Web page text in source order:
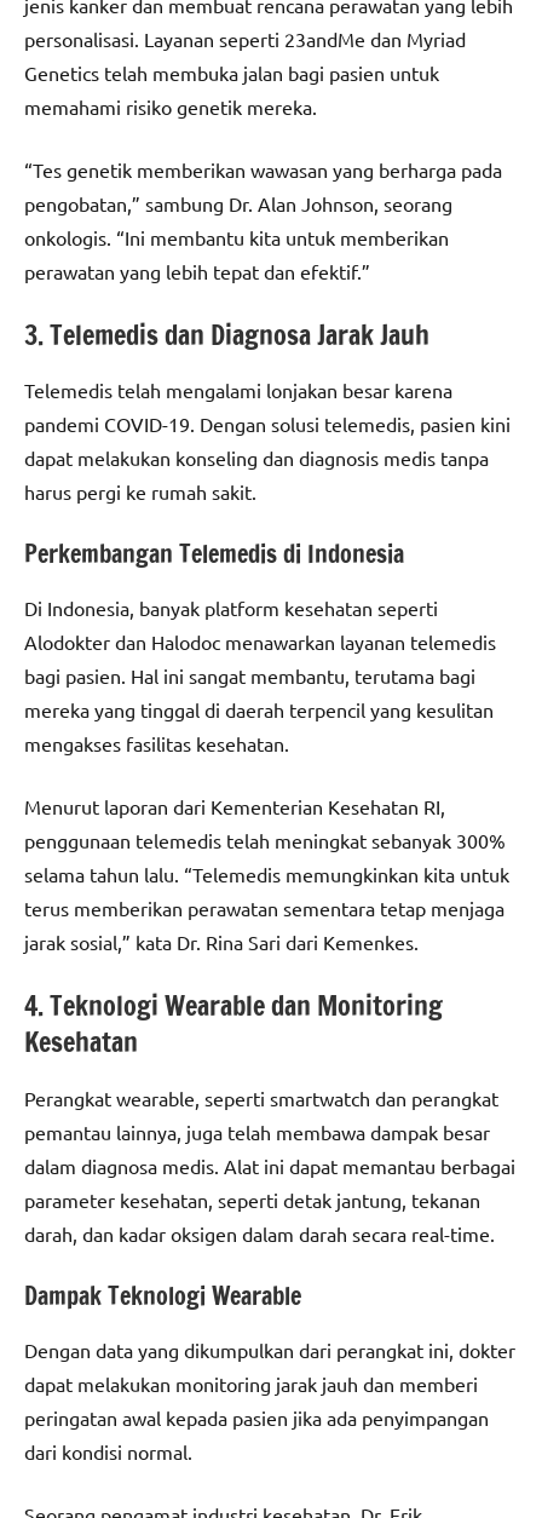
personalisasi. Layanan seperti 23andMe dan Myriad
Genetics telah membuka jalan bagi pasien untuk
memahami risiko genetik mereka.
“Tes genetik memberikan wawasan yang berharga pada
pengobatan,” sambung Dr. Alan Johnson, seorang
onkologis. “Ini membantu kita untuk memberikan
perawatan yang lebih tepat dan efektif.”
3. Telemedis dan Diagnosa Jarak Jauh
Telemedis telah mengalami lonjakan besar karena
pandemi COVID-19. Dengan solusi telemedis, pasien kini
dapat melakukan konseling dan diagnosis medis tanpa
harus pergi ke rumah sakit.
Perkembangan Telemedis di Indonesia
Di Indonesia, banyak platform kesehatan seperti
Alodokter dan Halodoc menawarkan layanan telemedis
bagi pasien. Hal ini sangat membantu, terutama bagi
mereka yang tinggal di daerah terpencil yang kesulitan
mengakses fasilitas kesehatan.
Menurut laporan dari Kementerian Kesehatan RI,
penggunaan telemedis telah meningkat sebanyak 300%
selama tahun lalu. “Telemedis memungkinkan kita untuk
terus memberikan perawatan sementara tetap menjaga
jarak sosial,” kata Dr. Rina Sari dari Kemenkes.
4. Teknologi Wearable dan Monitoring
Kesehatan
Perangkat wearable, seperti smartwatch dan perangkat
pemantau lainnya, juga telah membawa dampak besar
dalam diagnosa medis. Alat ini dapat memantau berbagai
parameter kesehatan, seperti detak jantung, tekanan
darah, dan kadar oksigen dalam darah secara real-time.
Dampak Teknologi Wearable
Dengan data yang dikumpulkan dari perangkat ini, dokter
dapat melakukan monitoring jarak jauh dan memberi
peringatan awal kepada pasien jika ada penyimpangan
dari kondisi normal.